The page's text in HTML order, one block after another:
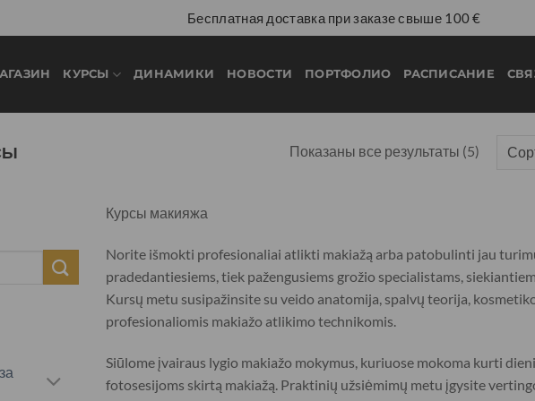
Бесплатная доставка при заказе свыше 100 €
КУРСЫ ДИНАМИКИ НОВОСТИ ПОРТФОЛИО РАСПИСАНИЕ
Показаны все результаты (5)
Курсы макияжа
Norite išmokti profesionaliai atlikti makiažą arba patobulinti jau
pradedantiesiems, tiek pažengusiems grožio specialistams,
Kursų metu susipažinsite su veido anatomija, spalvų teorija,
profesionaliomis makiažo atlikimo technikomis.
Siūlome įvairaus lygio makiažo mokymus, kuriuose mokoma kurti
fotosesijoms skirtą makiažą. Praktinių užsiėmimų metu įgysite